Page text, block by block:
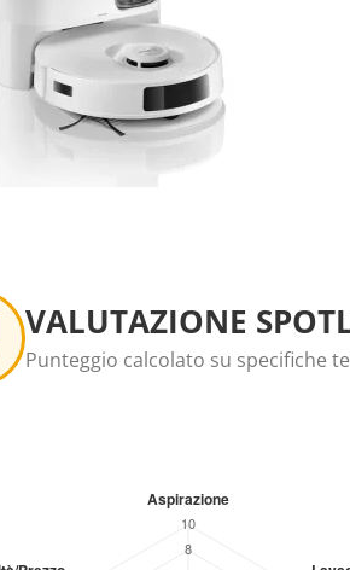
VALUTAZIONE
Punteggio calcolato su specifiche